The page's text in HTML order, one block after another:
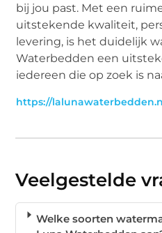
bij jou past. Met een
uitstekende kwaliteit,
levering, is het duidelijk
Waterbedden een
iedereen die op zoek is
https://
Veelgestelde
Welke soorten